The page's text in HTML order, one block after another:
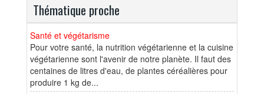
Thématique proche
Santé et végétarisme
Pour votre santé, la nutrition végétarienne et la cuisine
végétarienne sont l'avenir de notre planète. Il faut des
centaines de litres d'eau, de plantes céréalières pour
produire 1 kg de...